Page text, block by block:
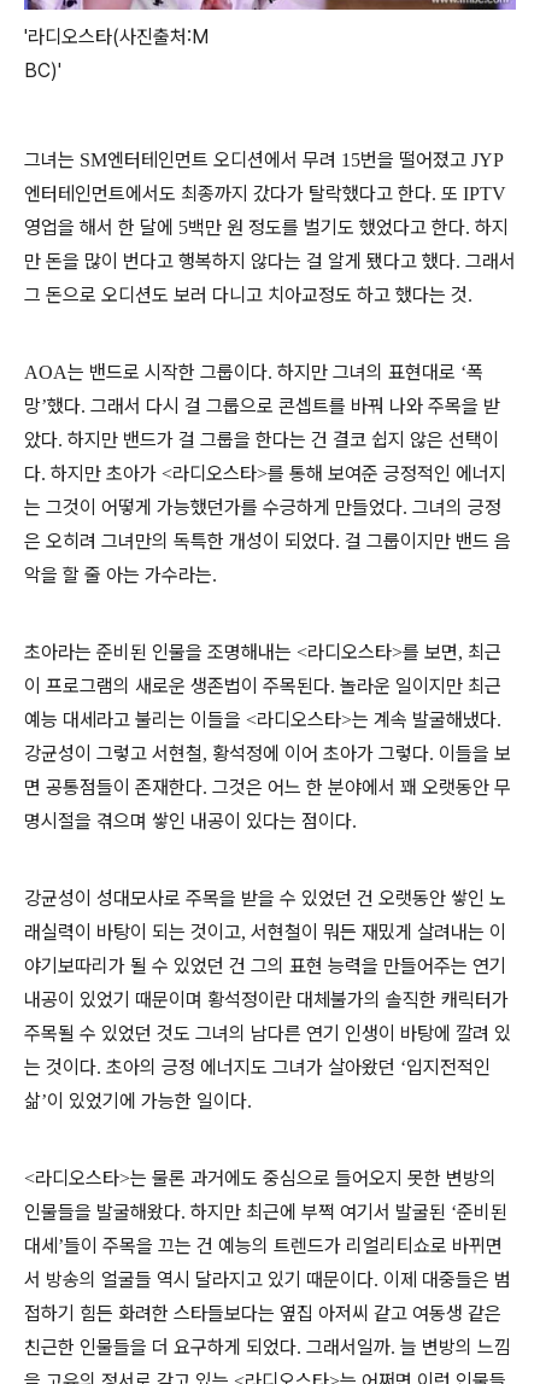
'라디오스타(사진출처:M
BC)'
그녀는 SM엔터테인먼트 오디션에서 무려 15번을 떨어졌고 JYP
엔터테인먼트에서도 최종까지 갔다가 탈락했다고 한다. 또 IPTV
영업을 해서 한 달에 5백만 원 정도를 벌기도 했었다고 한다. 하지
만 돈을 많이 번다고 행복하지 않다는 걸 알게 됐다고 했다. 그래서
그 돈으로 오디션도 보러 다니고 치아교정도 하고 했다는 것.
AOA는 밴드로 시작한 그룹이다. 하지만 그녀의 표현대로 ‘폭
망’했다. 그래서 다시 걸 그룹으로 콘셉트를 바꿔 나와 주목을 받
았다. 하지만 밴드가 걸 그룹을 한다는 건 결코 쉽지 않은 선택이
다. 하지만 초아가 <라디오스타>를 통해 보여준 긍정적인 에너지
는 그것이 어떻게 가능했던가를 수긍하게 만들었다. 그녀의 긍정
은 오히려 그녀만의 독특한 개성이 되었다. 걸 그룹이지만 밴드 음
악을 할 줄 아는 가수라는.
초아라는 준비된 인물을 조명해내는 <라디오스타>를 보면, 최근
이 프로그램의 새로운 생존법이 주목된다. 놀라운 일이지만 최근
예능 대세라고 불리는 이들을 <라디오스타>는 계속 발굴해냈다.
강균성이 그렇고 서현철, 황석정에 이어 초아가 그렇다. 이들을 보
면 공통점들이 존재한다. 그것은 어느 한 분야에서 꽤 오랫동안 무
명시절을 겪으며 쌓인 내공이 있다는 점이다.
강균성이 성대모사로 주목을 받을 수 있었던 건 오랫동안 쌓인 노
래실력이 바탕이 되는 것이고, 서현철이 뭐든 재밌게 살려내는 이
야기보따리가 될 수 있었던 건 그의 표현 능력을 만들어주는 연기
내공이 있었기 때문이며 황석정이란 대체불가의 솔직한 캐릭터가
주목될 수 있었던 것도 그녀의 남다른 연기 인생이 바탕에 깔려 있
는 것이다. 초아의 긍정 에너지도 그녀가 살아왔던 ‘입지전적인
삶’이 있었기에 가능한 일이다.
<라디오스타>는 물론 과거에도 중심으로 들어오지 못한 변방의
인물들을 발굴해왔다. 하지만 최근에 부쩍 여기서 발굴된 ‘준비된
대세 ’들이 주목을 끄는 건 예능의 트렌드가 리얼리티쇼로 바뀌면
서 방송의 얼굴들 역시 달라지고 있기 때문이다. 이제 대중들은 범
접하기 힘든 화려한 스타들보다는 옆집 아저씨 같고 여동생 같은
친근한 인물들을 더 요구하게 되었다. 그래서일까. 늘 변방의 느낌